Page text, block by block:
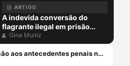
ARTIGO
A indevida conversão do
flagrante ilegal em prisão
preventiva
Gina Muniz
O debate sobre a menção aos antecedentes penais no júri